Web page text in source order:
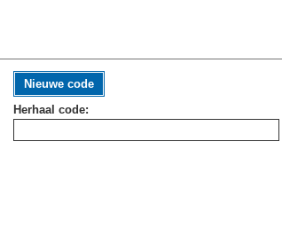
Nieuwe code
Herhaal code: